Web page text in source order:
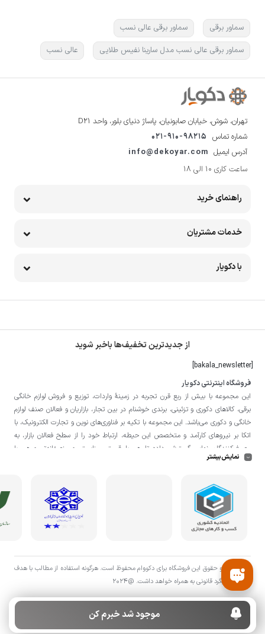
موجود شد خبرم کن
سماور برقی
سماور برقی عالی نسب
سماور برقی عالی نسب مدل سارینا نفیس طلایی
عالی نسب
تهران، شوش، خیابان صابونیان، پاساژ دنیای بلور، واحد D21
شماره تماس 021-910-98215
آدرس ایمیل info@dekoyar.com
ساعت کاری 10 الی 18
راهنمای خرید
خدمات مشتریان
با دکویار
از جدیدترین تخفیف‌ها باخبر شوید
فروشگاه اینترنتی دکویار
این مجموعه با بيش از ربع قرن تجربه در زمينۀ واردات، توزيع و فروش لوازم خانگی
برقی، کالاهای دکوری و تزئینی، برندی خوشنام در بين تجار، بازاريان و فعالان صنف لوازم
خانگی و دکوری می‌باشد. این مجموعه با تكيه بر فناوری‌های نوين و تجارت الكترونيک، با
اتکا بر نيروهای كارآمد و متخصص اين حيطه، ارتباط خود را از سطح فعالان بازار، به
مصرف‌كنندگان نهايی گسترش داده تا هم با قيمتی مناسبتر و منصفانه‌تر و هم با
خدماتی گسترده‌تر و كيفی‌تر در خدمت هموطنان عزیز در اقصی نقاط ميهنمان باشد.
کالا از انبار تنها در صورت ثبت سفارش قبلی از طریق سایت و انتخاب زمان، امکان پذیر
نمایش بیشتر
تمامی حق و حقوق اين فروشگاه برای دکووام محفوظ است. هرگونه استفاده از مطالب با هدف
اقتصادی پیگرد قانونی به همراه خواهد داشت. @2024